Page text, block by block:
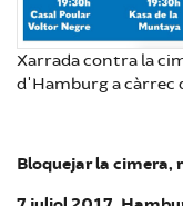
Xarrada contra la
d'Hamburg a càrrec
Bloquejar la cimera,